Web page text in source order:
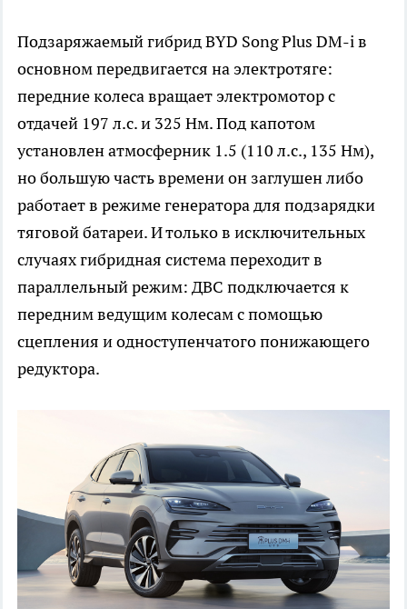
Подзаряжаемый гибрид BYD Song Plus DM-i в
основном передвигается на электротяге:
передние колеса вращает электромотор с
отдачей 197 л.с. и 325 Нм. Под капотом
установлен атмосферник 1.5 (110 л.с., 135 Нм),
но большую часть времени он заглушен либо
работает в режиме генератора для подзарядки
тяговой батареи. И только в исключительных
случаях гибридная система переходит в
параллельный режим: ДВС подключается к
передним ведущим колесам с помощью
сцепления и одноступенчатого понижающего
редуктора.